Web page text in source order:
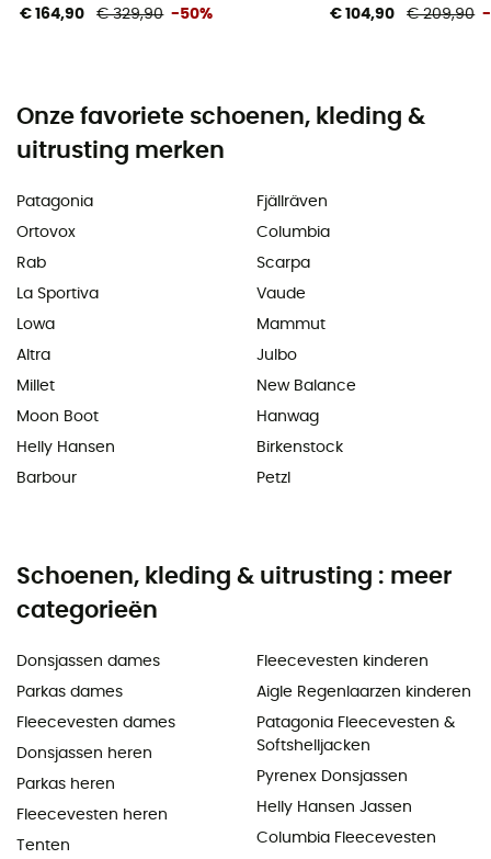
€ 164,90 € 329,90 -50% € 104,90 € 209,90 -
Onze favoriete schoenen, kleding &
uitrusting merken
Patagonia
Ortovox
Rab
La Sportiva
Lowa
Altra
Millet
Moon Boot
Helly Hansen
Barbour
Fjällräven
Columbia
Scarpa
Vaude
Mammut
Julbo
New Balance
Hanwag
Birkenstock
Petzl
Schoenen, kleding & uitrusting : meer
categorieën
Donsjassen dames
Parkas dames
Fleecevesten dames
Donsjassen heren
Parkas heren
Fleecevesten heren
Tenten
Fleecevesten kinderen
Aigle Regenlaarzen kinderen
Patagonia Fleecevesten &
Softshelljacken
Pyrenex Donsjassen
Helly Hansen Jassen
Columbia Fleecevesten